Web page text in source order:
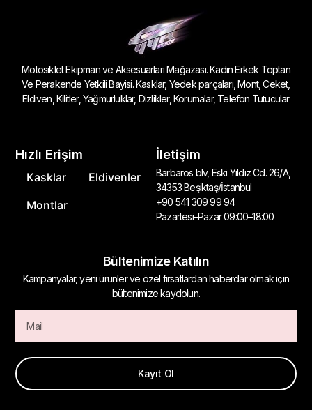
Motosiklet Ekipman ve Aksesuarları Mağazası. Kadın Erkek Toptan
Ve Perakende Yetkili Bayisi. Kasklar, Yedek parçaları, Mont, Ceket,
Eldiven, Kilitler, Yağmurluklar, Dizlikler, Korumalar, Telefon Tutucular
Hızlı Erişim
Kasklar
Eldivenler
Montlar
İletişim
Barbaros blv, Eski Yıldız Cd. 26/A,
34353 Beşiktaş/İstanbul
+90 541 309 99 94
Pazartesi–Pazar 09:00–18:00
Bültenimize Katılın
Kampanyalar, yeni ürünler ve özel fırsatlardan haberdar olmak için
bültenimize kaydolun.
Kayıt Ol